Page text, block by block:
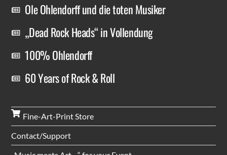
Ole Ohlendorff und die toten Musiker
„Dead Rock Heads“ in Vollendung
100% Ohlendorff
60 Years of Rock & Roll
Fine-Art-Print Store
Contact/Support